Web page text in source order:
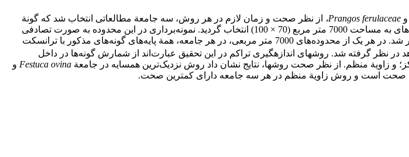
و Prangos ferulaceae،
از نظر صحت و زمان لازم در هر روش، سه جامعة مطالعاتی انتخاب شد که گونة
غالبِ هر جامعه یکی از گونه‌‏های مذکور بود. در هر یک از جوامعْ منطقة معرف مشخص شد و محدوده‏ای به مساحت 7000 متر مربع (70 × 100) انتخاب گردید. نمونه‌برداری در این محدوده به صورت تصادفی
سیستماتیک انجام شد. در هر محدوده، با توجه به نوع و پراکنش گونه‌ها، 5 ترانسکت 100 متری مستقر شد. در هر یک از محدوده‌‏های 7000 متر مربعی، در هر جامعه، همة پایه‌‏های گونه‌های مذکور با ترانسکت
نظر گرفته شد. روش‏های اندازه‏گیری تراکم در این تحقیق عبارت‌اند از شمارش گونه‌ها در داخل
Festuca ovina و
صحت است و روش زاویة منظم در هر سه جامعه دارای کمترین صحت.